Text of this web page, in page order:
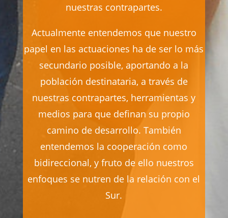
nuestras contrapartes.
Actualmente entendemos que nuestro
papel en las actuaciones ha de ser lo más
secundario posible, aportando a la
población destinataria, a través de
nuestras contrapartes, herramientas y
medios para que definan su propio
camino de desarrollo. También
entendemos la cooperación como
bidireccional, y fruto de ello nuestros
enfoques se nutren de la relación con el
Sur.